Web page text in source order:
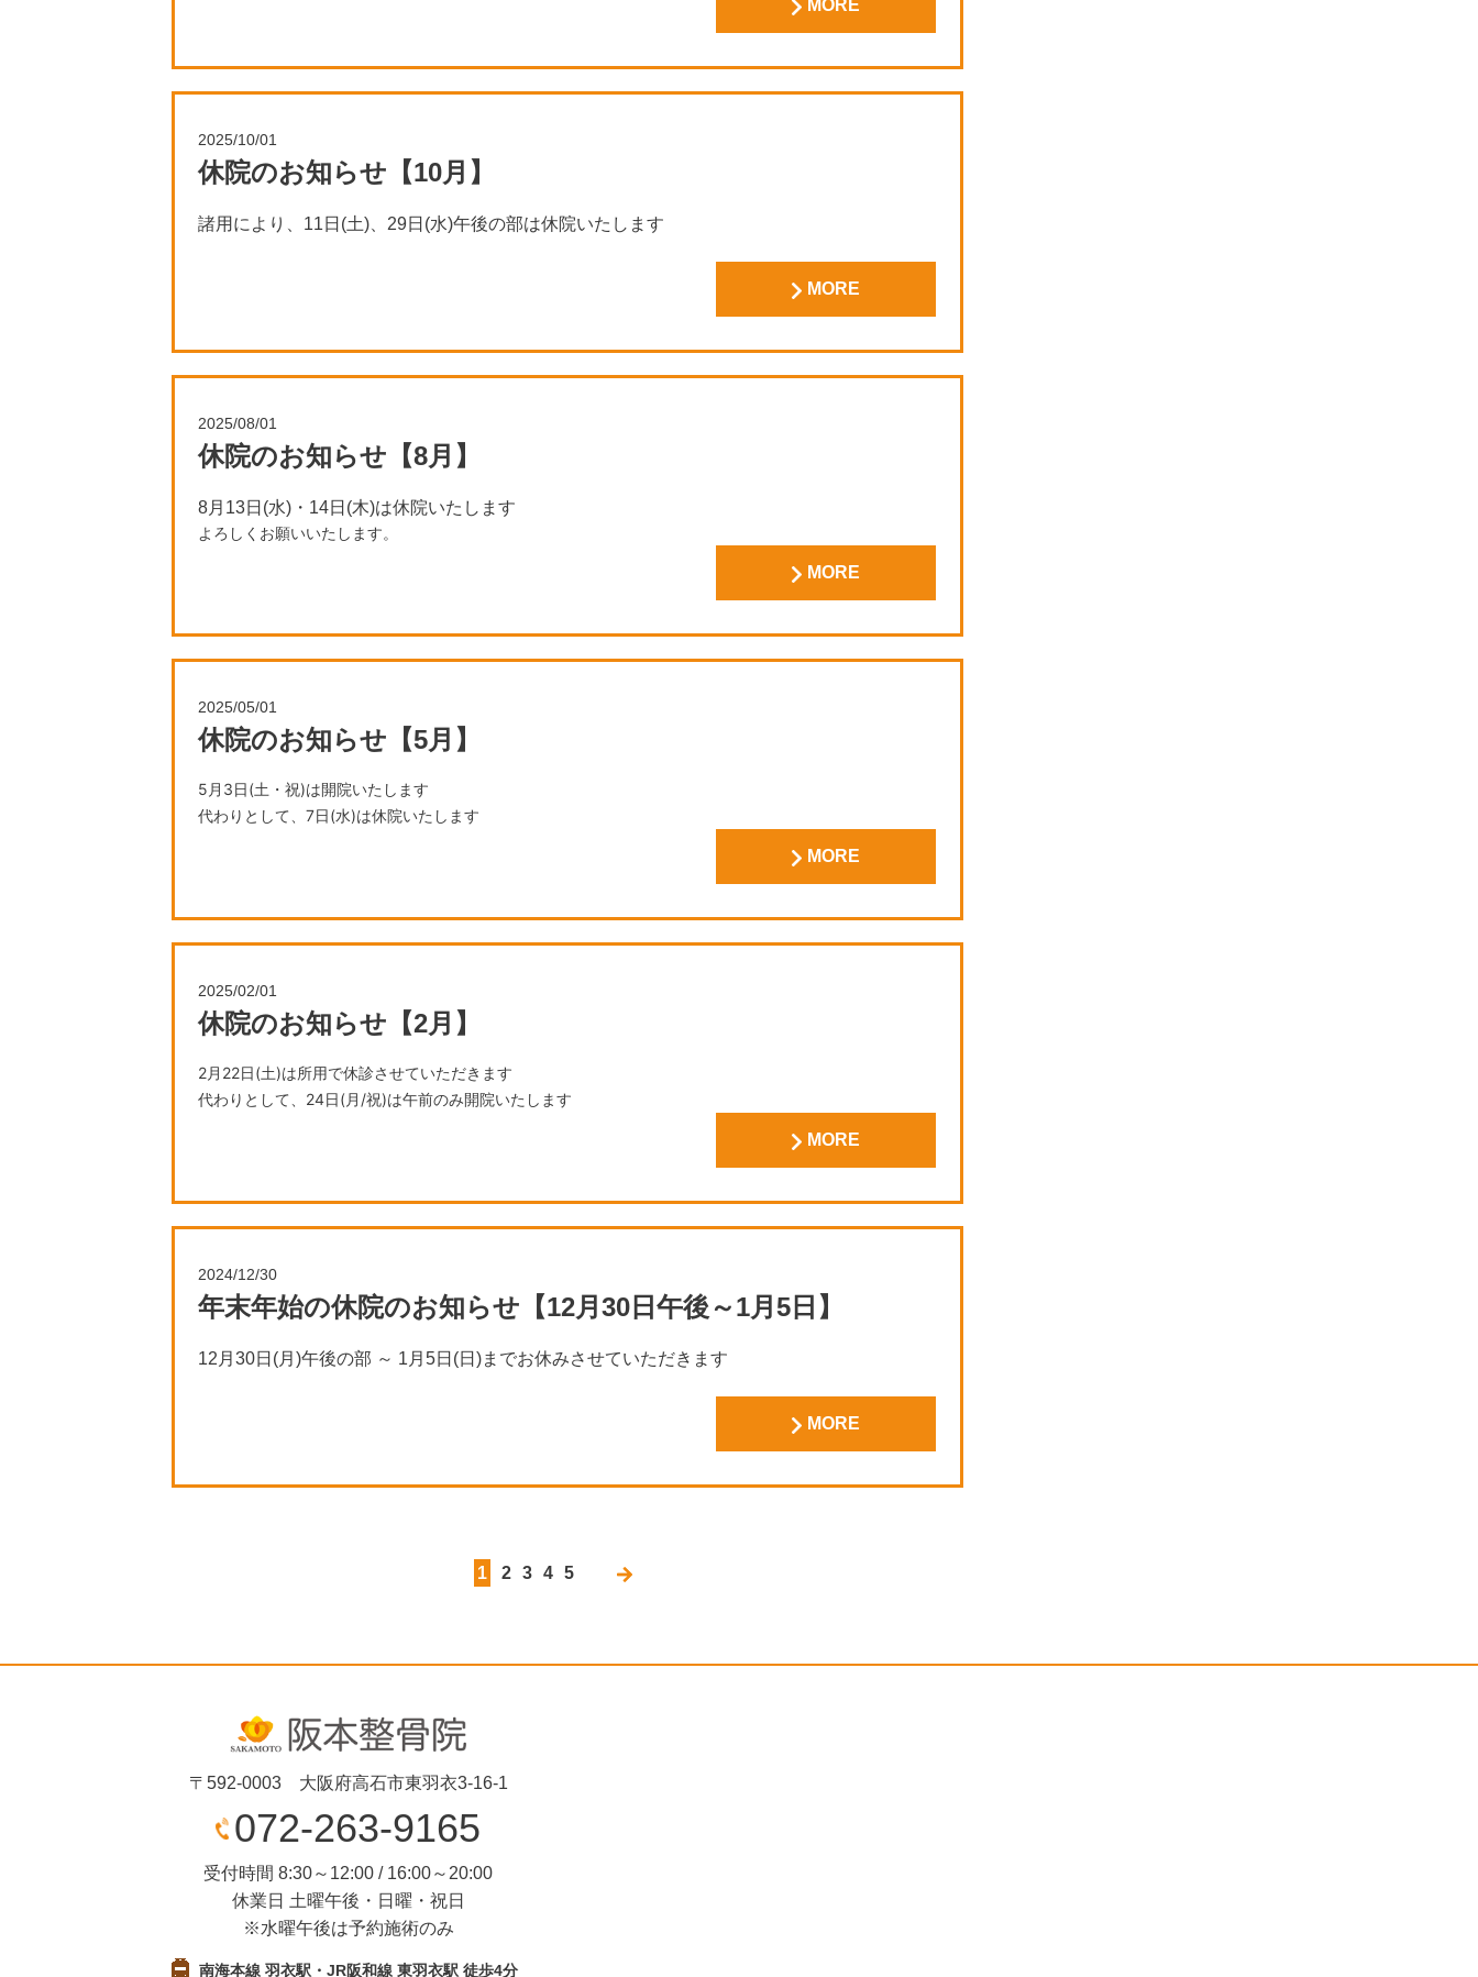
MORE
2025/10/01
休院のお知らせ【10月】
諸用により、11日(土)、29日(水)午後の部は休院いたします
MORE
2025/08/01
休院のお知らせ【8月】
8月13日(水)・14日(木)は休院いたします
よろしくお願いいたします。
MORE
2025/05/01
休院のお知らせ【5月】
5 月3日(土・祝)は開院いたします
代わりとして、7日(水)は休院いたします
MORE
2025/02/01
休院のお知らせ【2月】
2月 22日(土)は所用で休診させていただきます
代わりとして、24日(月/祝)は午前のみ開院いたします
MORE
2024/12/30
年末年始の休院のお知らせ【12月30日午後～1月5日】
12月30日(月)午後の部 ～ 1月5日(日)までお休みさせていただきます
MORE
1 2 3 4 5
〒592-0003 大阪府高石市東羽衣3-16-1
072-263-9165
受付時間 8:30～12:00 / 16:00～20:00
休業日 土曜午後・日曜・祝日
※水曜午後は予約施術のみ
南海本線 羽衣駅・JR阪和線 東羽衣駅 徒歩4分